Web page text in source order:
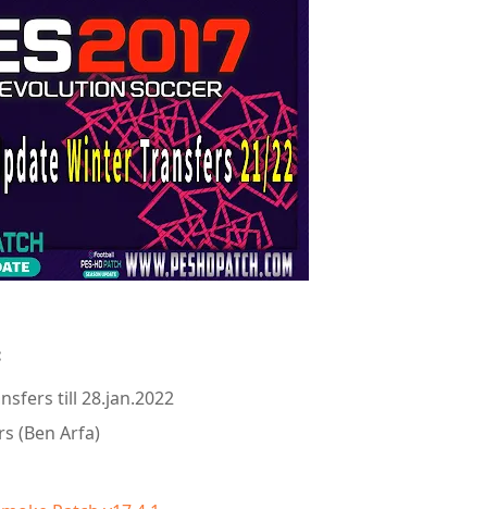
till 28.jan.2022
(Ben Arfa)